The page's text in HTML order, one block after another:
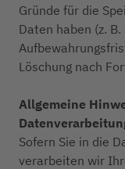
Gründe für die
Daten haben (z.
Löschung nach
Allgemeine
Sofern Sie in die
verarbeiten wir